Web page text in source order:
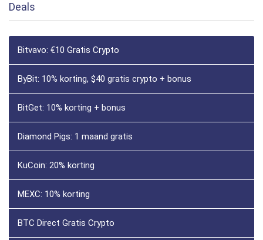
Deals
Bitvavo: €10 Gratis Crypto
ByBit: 10% korting, $40 gratis crypto + bonus
BitGet: 10% korting + bonus
Diamond Pigs: 1 maand gratis
KuCoin: 20% korting
MEXC: 10% korting
BTC Direct Gratis Crypto